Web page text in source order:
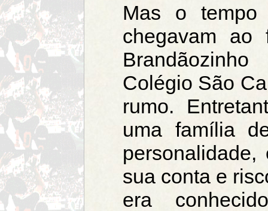
Mas o tempo
chegavam ao
Colégio São
rumo.
uma família
sua conta e
era